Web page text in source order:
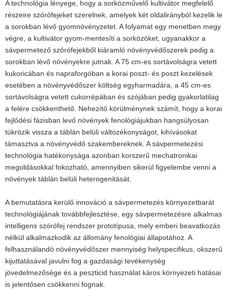
A technológia lényege, hogy a sorközművelő kultivátor megfelelő
részeire szórófejeket szerelnek, amelyek két oldalirányból kezelik le
a sorokban lévő gyomnövényzetet. A folyamat egy menetben megy
végre, a kultivátor gyom-mentesíti a sorközöket, ugyanakkor a
sávpermetező szórófejekből kiáramló növényvédőszerek pedig a
sorokban lévő növényekre jutnak. A 75 cm-es sortávolságra vetett
kukoricában és napraforgóban a korai poszt- és poszt kezelések
esetében a növényvédőszer költség egyharmadára, a 45 cm-es
sortávolságra vetett cukorrépában és szójában pedig gyakorlatilag
a felére csökkenthető. Nehezítő körülménynek számít, hogy a korai
fejlődési fázisban levő növények fenológiájukban hangsúlyosan
tükrözik vissza a táblán belüli változékonyságot, kihívásokat
támasztva a növényvédő szakembereknek. A sávpermetezési
technológia hatékonysága azonban korszerű mechatronikai
megoldásokkal fokozható, amennyiben sikerül figyelembe venni a
növények táblán belüli heterogenitását.
A bemutatásra kerülő innováció a sávpermetezés környezetbarát
technológiájának továbbfejlesztése, egy sávpermetezésre alkalmas
intelligens szórófej rendszer prototípusa, mely emberi beavatkozás
nélkül alkalmazkodik az állomány fenológiai állapotához. A
felhasználandó növényvédőszer mennyiség helyspecifikus, okszerű
kijuttatásával javulni fog a gazdasági tevékenység
jövedelmezősége és a peszticid használat káros környezeti hatásai
is jelentősen csökkenni fognak.